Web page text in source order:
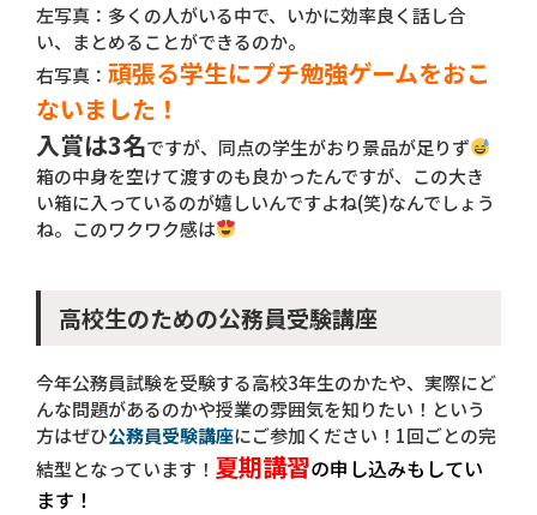
左写真：多くの人がいる中で、いかに効率良く話し合
い、まとめることができるのか。
右写真： 頑張る学生にプチ勉強ゲームをおこ
ないました！
入賞は3名ですが、同点の学生がおり景品が足りず
箱の中身を空けて渡すのも良かったんですが、この大き
い箱に入っているのが嬉しいんですよね(笑)なんでしょう
ね。このワクワク感は
高校生のための公務員受験講座
今年公務員試験を受験する高校3年生のかたや、実際にど
んな問題があるのかや授業の雰囲気を知りたい！という
方はぜひ公務員受験講座にご参加ください！1回ごとの完
結型となっています！ 夏期講習の申し込みもしてい
ます！